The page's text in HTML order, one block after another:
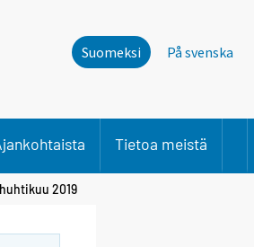
Suomeksi På svenska
Tietoa meistä
2019